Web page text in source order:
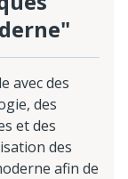
avec des
des
et des
des
afin de